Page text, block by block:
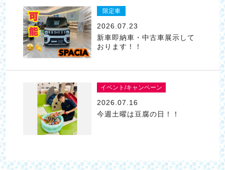
限定車
2026.07.23
新車即納車・中古車展示して
おります！！
イベント/キャンペーン
2026.07.16
今週土曜は豆腐の日！！